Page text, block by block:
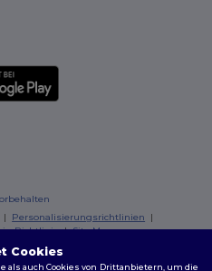
| Personalisierungsrichtlinien |
Richtlinie|Site Map
Cookies
als auch Cookies von Drittanbietern, um die